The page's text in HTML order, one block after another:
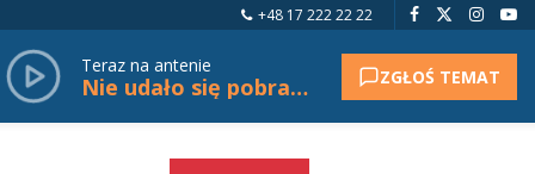
+48 17 222 22 22
Teraz na antenie
Nie udało się pobrać tytułu. ZGŁOŚ TEMAT